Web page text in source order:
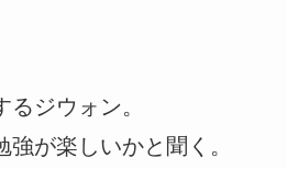
ジウォン。
が楽しいかと聞く。